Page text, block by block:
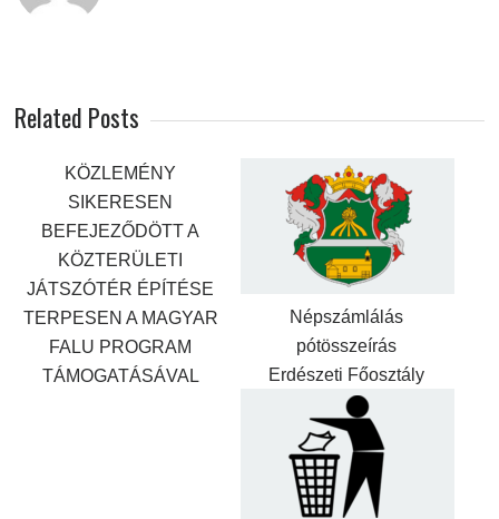
Related Posts
KÖZLEMÉNY
SIKERESEN
BEFEJEZŐDÖTT A
KÖZTERÜLETI
JÁTSZÓTÉR ÉPÍTÉSE
TERPESEN A MAGYAR
FALU PROGRAM
TÁMOGATÁSÁVAL
Népszámlálás
pótösszeírás
Erdészeti Főosztály